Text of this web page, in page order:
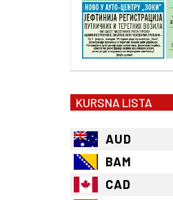
KURSNA LISTA
AUD
BAM
CAD